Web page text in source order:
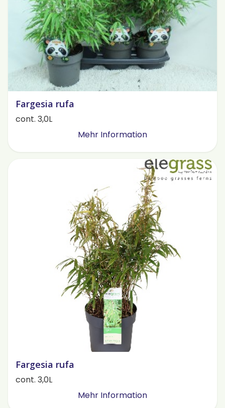
Fargesia rufa
cont. 3,0L
Mehr Information
Fargesia rufa
cont. 3,0L
Mehr Information